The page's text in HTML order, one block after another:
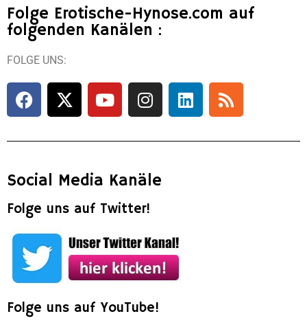
Folge Erotische-Hynose.com auf
folgenden Kanälen :
FOLGE UNS:
Social Media Kanäle
Folge uns auf Twitter!
Folge uns auf YouTube!